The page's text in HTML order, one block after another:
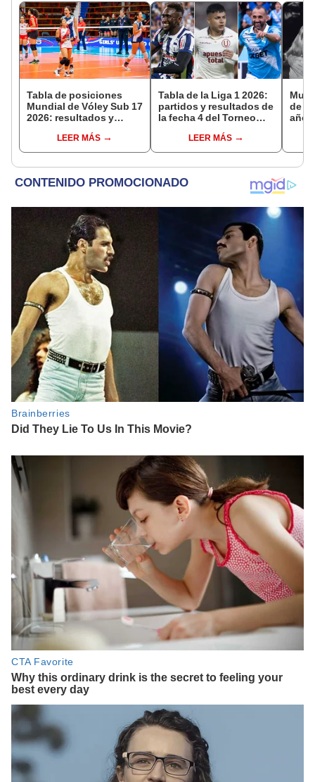
Tabla de posiciones
Mundial de Vóley Sub 17
2026: resultados y
de gruposLEER MÁS
Tabla de la Liga 1 2026:
partidos y resultados de
la fecha 4 del Torneo
del Acumulado
LEER MÁS
de